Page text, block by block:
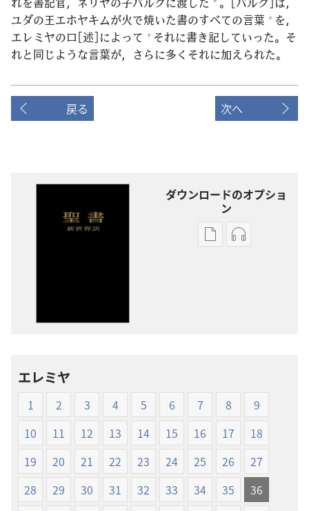
ユダの王エホヤキムが火で焼いた書のすべての言葉 + を，
エレミヤの口[述]によって + それに書き記していった。そ
れと同じような言葉が，さらに多くそれに加えられた。
戻る 次へ
ダウンロードのオプショ
ン
出
オ
プ
ショ
ン
界
オー
オ
プ
ショ
ン
界
エレミヤ
1 2 3 4 5 6 7 8
9
10
11 12 13 14 15 16 17
18
19
20 21 22 23 24 25 26
27
28
29 30 31 32 33 34 35
36